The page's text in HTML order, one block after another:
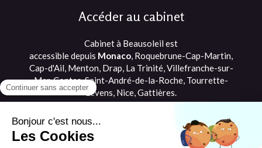
Accéder au cabinet
Cabinet à Beausoleil est
accessible depuis Monaco, Roquebrune-Cap-Martin,
Cap-d'Ail, Menton, Drap, La Trinité, Villefranche-sur-
Mer, Contes, Saint-André-de-la-Roche, Tourrette-
Levens, Nice, Gattières.
Beausoleil, proche de Monaco et Cap d'Ail